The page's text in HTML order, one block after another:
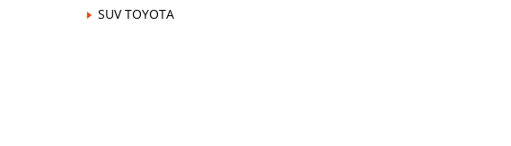
SUV TOYOTA